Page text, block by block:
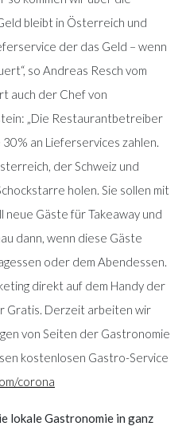
bleibt in Österreich und
der das Geld – wenn
so Andreas Resch vom
auch der Chef von
„Die Restaurantbetreiber
an Lieferservices zahlen.
der Schweiz und
holen. Sie sollen mit
neue Gäste für Takeaway und
dann, wenn diese Gäste
oder dem Abendessen.
direkt auf dem Handy der
Gratis. Derzeit arbeiten wir
von Seiten der Gastronomie
kostenlosen Gastro-Service
corona
lokale Gastronomie in ganz